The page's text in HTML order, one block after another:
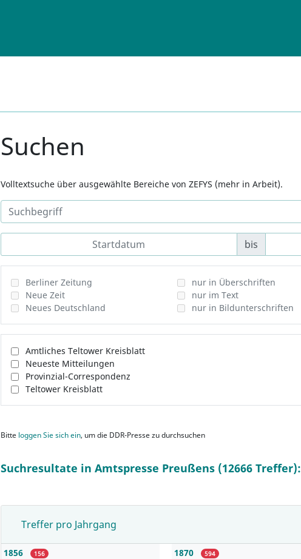
Suchen
Volltextsuche über ausgewählte Bereiche von ZEFYS (mehr in Arbeit).
bis
Berliner Zeitung
Neue Zeit
Neues Deutschland
nur in Überschriften
nur im Text
nur in Bildunterschriften
Amtliches Teltower Kreisblatt
Neueste Mitteilungen
Provinzial-Correspondenz
Teltower Kreisblatt
Bitte loggen Sie sich ein, um die DDR-Presse zu durchsuchen
Suchresultate in Amtspresse Preußens (12666 Treffer):
Treffer pro Jahrgang
1856 156 1870 594